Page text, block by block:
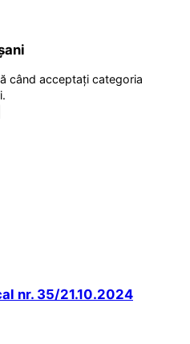
când acceptați categoria
nr. 35/21.10.2024